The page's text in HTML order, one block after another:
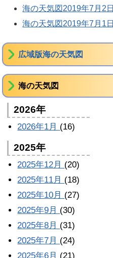
海の天気図2019年7月2日
海の天気図2019年7月1日
広域版海の天気図
海の天気図
2026年
2026年1月 (16)
2025年
2025年12月 (20)
2025年11月 (18)
2025年10月 (27)
2025年9月 (30)
2025年8月 (31)
2025年7月 (24)
2025年6月 (21)